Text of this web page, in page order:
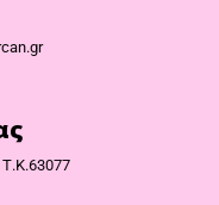
Τ.Κ.63077